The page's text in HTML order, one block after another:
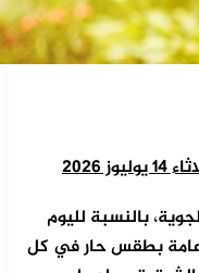
2026
بالنسبة لليوم
عامة بطقس حار في كل